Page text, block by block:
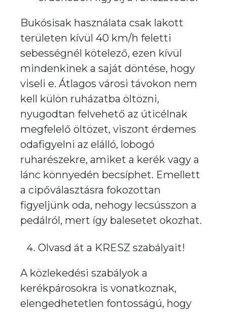
Bukósisak használata csak lakott
területen kívül 40 km/h feletti
sebességnél kötelező, ezen kívül
mindenkinek a saját döntése, hogy
viseli e. Átlagos városi távokon nem
kell külön ruházatba öltözni,
nyugodtan felvehető az úticélnak
megfelelő öltözet, viszont érdemes
odafigyelni az elálló, lobogó
ruharészekre, amiket a kerék vagy a
lánc könnyedén becsíphet. Emellett
a cipőválasztásra fokozottan
figyeljünk oda, nehogy lecsússzon a
pedálról, mert így balesetet okozhat.
Olvasd át a KRESZ szabályait!
A közlekedési szabályok a
kerékpárosokra is vonatkoznak,
elengedhetetlen fontosságú, hogy